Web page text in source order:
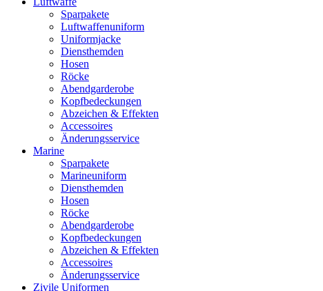
Sparpakete
Luftwaffenuniform
Uniformjacke
Diensthemden
Hosen
Röcke
Abendgarderobe
Kopfbedeckungen
Abzeichen & Effekten
Accessoires
Änderungsservice
Marine
Sparpakete
Marineuniform
Diensthemden
Hosen
Röcke
Abendgarderobe
Kopfbedeckungen
Abzeichen & Effekten
Accessoires
Änderungsservice
Zivile Uniformen